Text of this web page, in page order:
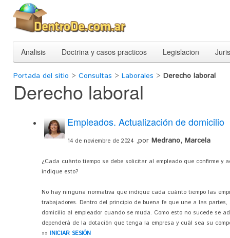
Analisis Doctrina y casos practicos Legislacion
Portada del sitio > Consultas > Laborales > Derecho laboral
Derecho laboral
Empleados. Actualización de domicilio
14 de noviembre de 2024 ,por Medrano, Marcela
¿Cada cuánto tiempo se debe solicitar al empleado que confirme y
indique esto?
No hay ninguna normativa que indique cada cuánto tiempo las
trabajadores. Dentro del principio de buena fe que une a las
domicilio al empleador cuando se muda. Como esto no sucede se
dependerá de la dotación que tenga la empresa y cuál sea su
»» INICIAR SESIÓN